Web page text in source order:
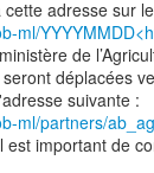
ml/
de
déplacées
ml/partners/
est important de